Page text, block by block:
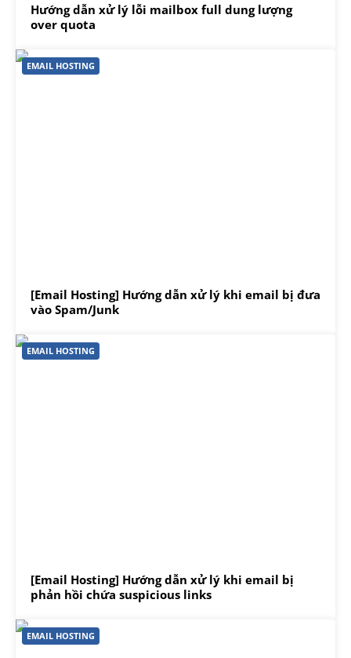
Hướng dẫn xử lý lỗi mailbox full dung lượng
over quota
EMAIL HOSTING
[Email Hosting] Hướng dẫn xử lý khi email bị đưa
vào Spam/Junk
EMAIL HOSTING
[Email Hosting] Hướng dẫn xử lý khi email bị
phản hồi chứa suspicious links
EMAIL HOSTING